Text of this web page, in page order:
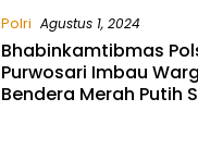
Polri Agustus 1, 2024
Bhabinkamtibmas
Purwosari Imbau
Bendera Merah Putih